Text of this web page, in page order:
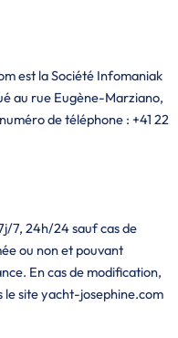
est la Société Infomaniak
au rue Eugène-Marziano,
de téléphone : +41 22
7, 24h/24 sauf cas de
ou non et pouvant
En cas de modification,
le site yacht-josephine.com